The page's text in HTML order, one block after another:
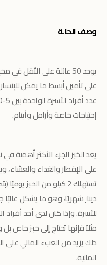
وصف الحالة
يوجد 50 عائلة على الأقل
على تأمين أبسط ما يمكن
إحتياجات خاصة وأرامل وأيتام.
يعد الخبز الجزء الأكثر أهمية في
دينار شهريًا، وهو ما يشكل
للأسرة. وإذا كان لدى أحد
مثلاً فإنها تحتاج إلى خبز خاص
ذلك يزيد من العبء المالي على
المالية.